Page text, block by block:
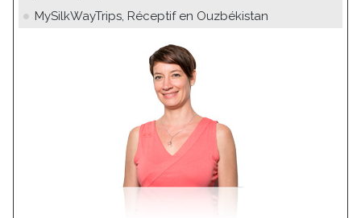
MySilkWayTrips, Réceptif en Ouzbékistan